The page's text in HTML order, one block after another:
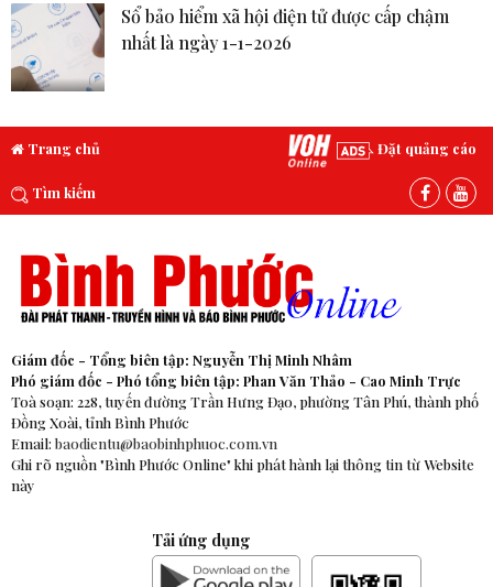
Sổ bảo hiểm xã hội điện tử được cấp chậm
nhất là ngày 1-1-2026
Trang chủ Đặt quảng cáo
Tìm kiếm
Giám đốc - Tổng biên tập: Nguyễn Thị Minh Nhâm
Phó giám đốc - Phó tổng biên tập: Phan Văn Thảo - Cao Minh Trực
Toà soạn: 228, tuyến đường Trần Hưng Đạo, phường Tân Phú, thành phố
Đồng Xoài, tỉnh Bình Phước
Email: baodientu@baobinhphuoc.com.vn
Ghi rõ nguồn "Bình Phước Online" khi phát hành lại thông tin từ Website
này
Tải ứng dụng